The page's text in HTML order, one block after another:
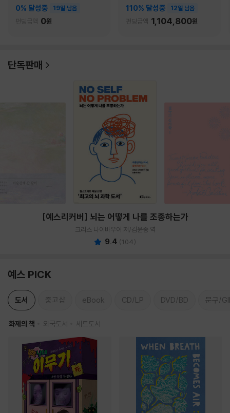
0% 달성중 19일 남음
펀딩금액 0원
110% 달성중 12일 남음
펀딩금액 1,104,800원
단독판매
[예스리커버] 뇌는 어떻게 나를 조종하는가
크리스 나이바우어 저/김윤종 역
9.4 (104)
예스 PICK
도서 중고샵 eBook CD/LP DVD/BD 문구/
화제의 책 외국도서 세트도서